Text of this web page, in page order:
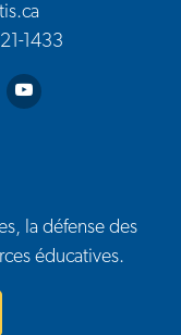
1433
Instagram
on LinkedIn
Society on Twitter
Arthritis Society on
la défense des
éducatives.